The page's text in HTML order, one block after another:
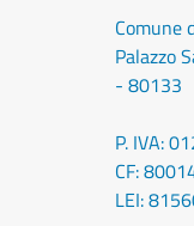
Comune
Palazzo
- 80133
P. IVA:
CF:
LEI: